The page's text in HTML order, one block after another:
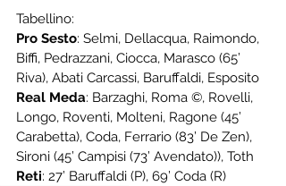
Tabellino:
Pro Sesto: Selmi, Dellacqua, Raimondo,
Biffi, Pedrazzani, Ciocca, Marasco (65’
Riva), Abati Carcassi, Baruffaldi, Esposito
Real Meda: Barzaghi, Roma ©, Rovelli,
Longo, Roventi, Molteni, Ragone (45’
Carabetta), Coda, Ferrario (83’ De Zen),
Sironi (45’ Campisi (73’ Avendato)), Toth
Reti: 27’ Baruffaldi (P), 69’ Coda (R)